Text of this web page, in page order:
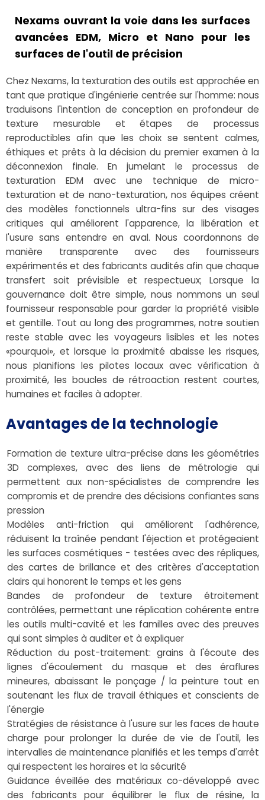
Nexams ouvrant la voie dans les surfaces
avancées EDM, Micro et Nano pour les
surfaces de l'outil de précision
Chez Nexams, la texturation des outils est approchée en
tant que pratique d'ingénierie centrée sur l'homme: nous
traduisons l'intention de conception en profondeur de
texture mesurable et étapes de processus
reproductibles afin que les choix se sentent calmes,
éthiques et prêts à la décision du premier examen à la
déconnexion finale. En jumelant le processus de
texturation EDM avec une technique de micro-
texturation et de nano-texturation, nos équipes créent
des modèles fonctionnels ultra-fins sur des visages
critiques qui améliorent l'apparence, la libération et
l'usure sans entendre en aval. Nous coordonnons de
manière transparente avec des fournisseurs
expérimentés et des fabricants audités afin que chaque
transfert soit prévisible et respectueux; Lorsque la
gouvernance doit être simple, nous nommons un seul
fournisseur responsable pour garder la propriété visible
et gentille. Tout au long des programmes, notre soutien
reste stable avec les voyageurs lisibles et les notes
«pourquoi», et lorsque la proximité abaisse les risques,
nous planifions les pilotes locaux avec vérification à
proximité, les boucles de rétroaction restent courtes,
humaines et faciles à adopter.
Avantages de la technologie
Formation de texture ultra-précise dans les géométries
3D complexes, avec des liens de métrologie qui
permettent aux non-spécialistes de comprendre les
compromis et de prendre des décisions confiantes sans
pression
Modèles anti-friction qui améliorent l'adhérence,
réduisent la traînée pendant l'éjection et protégeaient
les surfaces cosmétiques - testées avec des répliques,
des cartes de brillance et des critères d'acceptation
clairs qui honorent le temps et les gens
Bandes de profondeur de texture étroitement
contrôlées, permettant une réplication cohérente entre
les outils multi-cavité et les familles avec des preuves
qui sont simples à auditer et à expliquer
Réduction du post-traitement: grains à l'écoute des
lignes d'écoulement du masque et des éraflures
mineures, abaissant le ponçage / la peinture tout en
soutenant les flux de travail éthiques et conscients de
l'énergie
Stratégies de résistance à l'usure sur les faces de haute
charge pour prolonger la durée de vie de l'outil, les
intervalles de maintenance planifiés et les temps d'arrêt
qui respectent les horaires et la sécurité
Guidance éveillée des matériaux co-développé avec
des fabricants pour équilibrer le flux de résine, la